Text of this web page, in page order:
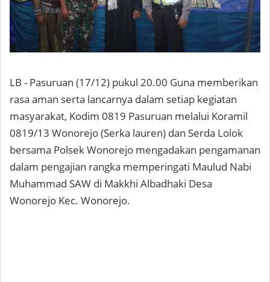
LB - Pasuruan (17/12) pukul 20.00 Guna memberikan
rasa aman serta lancarnya dalam setiap kegiatan
masyarakat, Kodim 0819 Pasuruan melalui Koramil
0819/13 Wonorejo (Serka lauren) dan Serda Lolok
bersama Polsek Wonorejo mengadakan pengamanan
dalam pengajian rangka memperingati Maulud Nabi
Muhammad SAW di Makkhi Albadhaki Desa
Wonorejo Kec. Wonorejo.